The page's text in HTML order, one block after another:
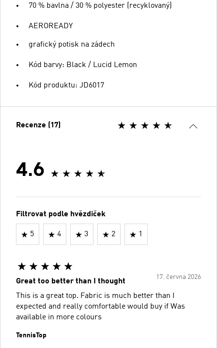
70 % bavlna / 30 % polyester (recyklovaný)
AEROREADY
grafický potisk na zádech
Kód barvy: Black / Lucid Lemon
Kód produktu: JD6017
Recenze (17)
4.6
Filtrovat podle hvězdiček
5 4 3 2 1
17. června 2026
Great too better than I thought
This is a great top. Fabric is much better than I
expected and really comfortable would buy if Was
available in more colours
TennisTop